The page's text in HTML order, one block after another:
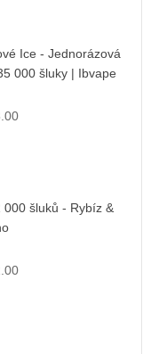
Ice - Jednorázová
000 šluky | Ibvape
000 šluků - Rybíz &